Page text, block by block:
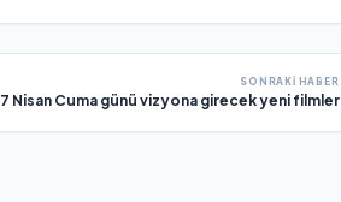
SONRAKI HABER
7 Nisan Cuma günü vizyona girecek yeni filmler